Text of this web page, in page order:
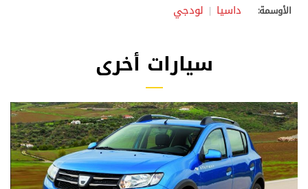
الأوسمة: داسيا لودجي
سيارات أخرى